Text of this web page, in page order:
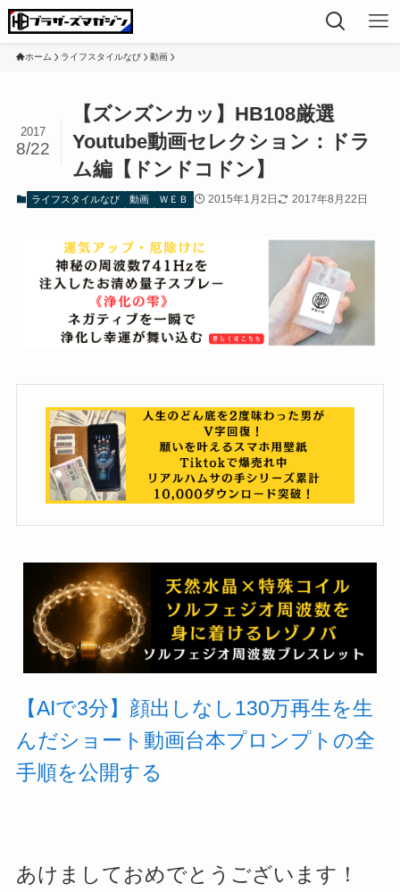
ホーム ライフスタイルなび 動画
【ズンズンカッ】HB108厳選
Youtube動画セレクション：ドラ
ム編【ドンドコドン】
2017
8/22
ライフスタイルなび 動画 ＷＥＢ 2015年1月2日 2017年8月22日
【AIで3分】顔出しなし130万再生を生
んだショート動画台本プロンプトの全
手順を公開する
あけましておめでとうございます！